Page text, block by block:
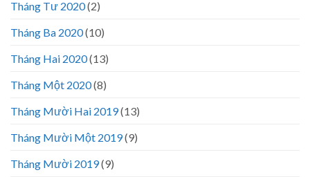
Tháng Tư 2020(2)
Tháng Ba 2020(10)
Tháng Hai 2020(13)
Tháng Một 2020(8)
Tháng Mười Hai 2019(13)
Tháng Mười Một 2019(9)
Tháng Mười 2019(9)